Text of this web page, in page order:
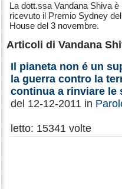
La dott.ssa Vandana Shiva
ricevuto il Premio Sydney
House del 3 novembre.
Articoli di Vandana
Il pianeta non é un
la guerra contro la
continua a rinviare le
del 12-12-2011 in
letto: 15341 volte